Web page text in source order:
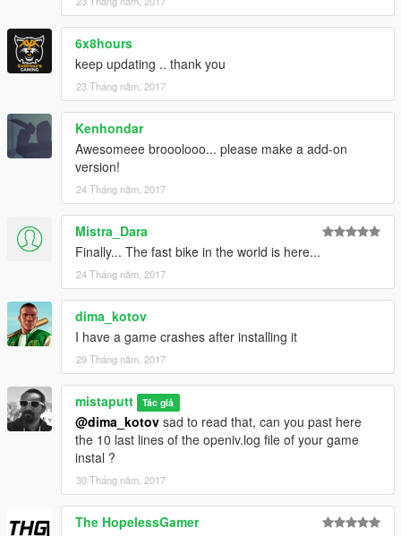
6x8hours
keep updating .. thank you
23 Tháng năm, 2017
Kenhondar
Awesomeee brooolooo... please make a add-on
version!
24 Tháng năm, 2017
Mistra_Dara
Finally... The fast bike in the world is here...
24 Tháng năm, 2017
dima_kotov
I have a game crashes after installing it
29 Tháng năm, 2017
mistaputt Tác giả
@dima_kotov sad to read that, can you past here
the 10 last lines of the openiv.log file of your game
instal ?
30 Tháng năm, 2017
The HopelessGamer